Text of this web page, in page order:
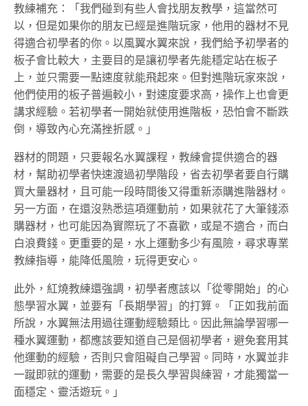
教練補充：「我們碰到有些人會找朋友教學，這當然可
以，但是如果你的朋友已經是進階玩家，他用的器材不見
得適合初學者的你。以風翼水翼來說，我們給予初學者的
板子會比較大，主要目的是讓初學者先能穩定站在板子
上，並只需要一點速度就能飛起來。但對進階玩家來說，
他們使用的板子普遍較小，對速度要求高，操作上也會更
講求經驗。若初學者一開始就使用進階板，恐怕會不斷跌
倒，導致內心充滿挫折感。」
器材的問題，只要報名水翼課程，教練會提供適合的器
材，幫助初學者快速渡過初學階段，省去初學者要自行購
買大量器材，且可能一段時間後又得重新添購進階器材。
另一方面，在還沒熟悉這項運動前，如果就花了大筆錢添
購器材，也可能因為實際玩了不喜歡，或是不適合，而白
白浪費錢。更重要的是，水上運動多少有風險，尋求專業
教練指導，能降低風險，玩得更安心。
此外，紅燒教練還強調，初學者應該以「從零開始」的心
態學習水翼，並要有「長期學習」的打算。「正如我前面
所說，水翼無法用過往運動經驗類比。因此無論學習哪一
種水翼運動，都應該要知道自己是個初學者，避免套用其
他運動的經驗，否則只會阻礙自己學習。同時，水翼並非
一蹴即就的運動，需要的是長久學習與練習，才能獨當一
面穩定、靈活遊玩。」